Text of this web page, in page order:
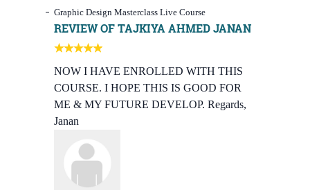
Graphic Design Masterclass Live Course
REVIEW OF TAJKIYA AHMED JANAN
NOW I HAVE ENROLLED WITH THIS
COURSE. I HOPE THIS IS GOOD FOR
ME & MY FUTURE DEVELOP. Regards,
Janan